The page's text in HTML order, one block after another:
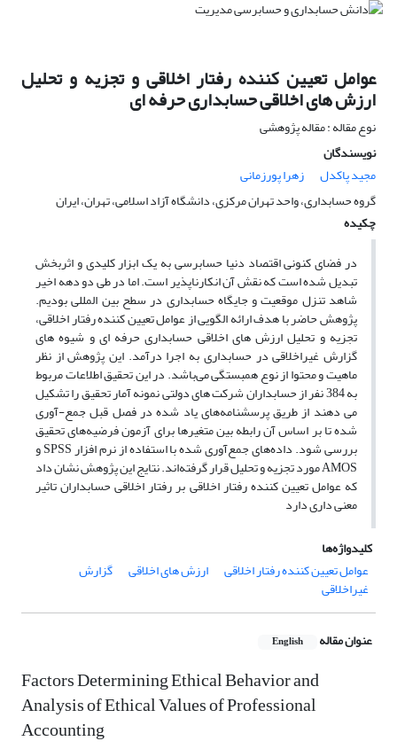
عوامل تعیین کننده رفتار اخلاقی و تجزیه و تحلیل
ارزش های اخلاقی حسابداری حرفه ای
نوع مقاله : مقاله پژوهشی
نویسندگان
مجید پاکدل
زهرا پورزمانی
گروه حسابداری، واحد تهران مرکزی، دانشگاه آزاد اسلامی، تهران، ایران
چکیده
در فضای کنونی اقتصاد دنیا حسابرسی به یک ابزار کلیدی و اثربخش
تبدیل شده است که نقش آن انکارناپذیر است. اما در طی دو دهه اخیر
شاهد تنزل موقعیت و جایگاه حسابداری در سطح بین المللی بودیم.
پژوهش حاضر با هدف ارائه الگویی از عوامل تعیین کننده رفتار اخلاقی،
تجزیه و تحلیل ارزش های اخلاقی حسابداری حرفه ای و شیوه های
گزارش غیراخلاقی در حسابداری به اجرا درآمد. این پژوهش از نظر
ماهیت و محتوا از نوع همبستگی می‌باشد. در این تحقیق اطلاعات مربوط
به 384 نفر از حسابداران شرکت های دولتی نمونه آمار تحقیق را تشکیل
می دهند از طریق پرسشنامه‌های یاد شده در فصل قبل جمع-آوری
شده تا بر اساس آن رابطه بین متغیرها برای آزمون فرضیه‌های تحقیق
بررسی شود. داده‌های جمع‌آوری شده با استفاده از نرم افزار SPSS و
AMOS مورد تجزیه و تحلیل قرار گرفته‌اند. نتایج این پژوهش نشان داد
که عوامل تعیین کننده رفتار اخلاقی بر رفتار اخلاقی حسابداران تاثیر
معنی داری دارد
کلیدواژه‌ها
عوامل تعیین کننده رفتار اخلاقی
ارزش های اخلاقی گزارش
غیراخلاقی
عنوان مقاله English
Factors Determining Ethical Behavior and
Analysis of Ethical Values of Professional
Accounting